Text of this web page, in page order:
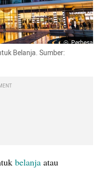
Perbesar
Belanja. Sumber:
belanja atau